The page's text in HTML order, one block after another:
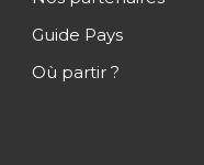
Jour 9
Guide Pays
Où partir ?